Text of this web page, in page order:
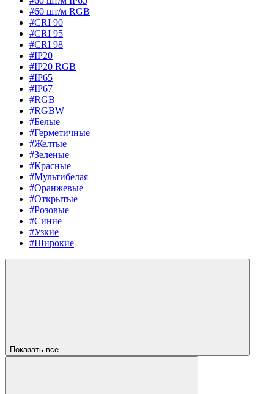
#60 шт/м RGB
#CRI 90
#CRI 95
#CRI 98
#IP20
#IP20 RGB
#IP65
#IP67
#RGB
#RGBW
#Белые
#Герметичные
#Желтые
#Зеленые
#Красные
#Мультибелая
#Оранжевые
#Открытые
#Розовые
#Синие
#Узкие
#Широкие
Показать все